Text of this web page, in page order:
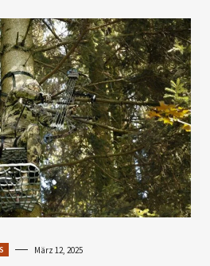
März 12, 2025